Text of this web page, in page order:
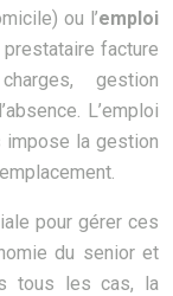
ou l’emploi
facture
gestion
L’emploi
impose la gestion
pour gérer ces
du senior et
tous les cas, la